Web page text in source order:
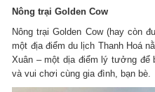
Nông trại Golden Cow
Nông trại Golden Cow (hay còn
một địa điểm du lịch Thanh Hoá
Xuân – một dịa điểm lý tưởng để
và vui chơi cùng gia đình, bạn bè.